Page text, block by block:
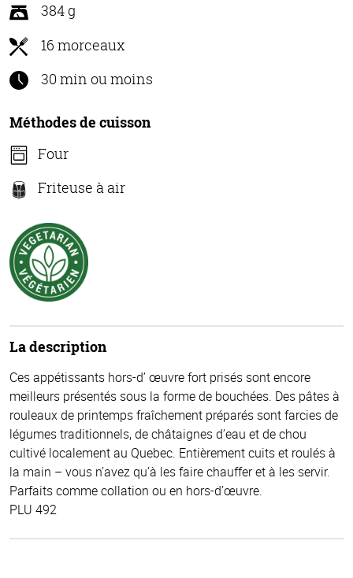
384 g
16 morceaux
30 min ou moins
Méthodes de cuisson
Four
Friteuse à air
La description
Ces appétissants hors-d’ œuvre fort prisés sont encore
meilleurs présentés sous la forme de bouchées. Des pâtes à
rouleaux de printemps fraîchement préparés sont farcies de
légumes traditionnels, de châtaignes d’eau et de chou
cultivé localement au Quebec. Entièrement cuits et roulés à
la main – vous n’avez qu’à les faire chauffer et à les servir.
Parfaits comme collation ou en hors-d’œuvre.
PLU 492